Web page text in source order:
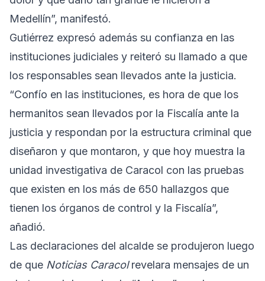
Medellín”, manifestó.
Gutiérrez expresó además su confianza en las
instituciones judiciales y reiteró su llamado a que
los responsables sean llevados ante la justicia.
“Confío en las instituciones, es hora de que los
hermanitos sean llevados por la Fiscalía ante la
justicia y respondan por la estructura criminal que
diseñaron y que montaron, y que hoy muestra la
unidad investigativa de Caracol con las pruebas
que existen en los más de 650 hallazgos que
tienen los órganos de control y la Fiscalía”,
añadió.
Las declaraciones del alcalde se produjeron luego
de que Noticias Caracolrevelara mensajes de un